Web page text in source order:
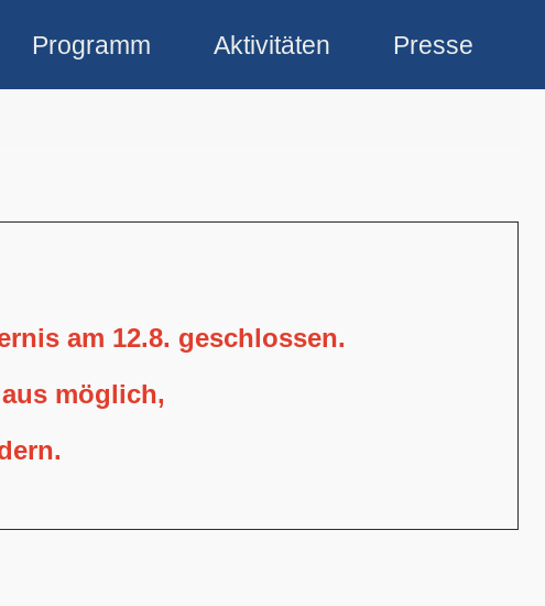
Programm Aktivitäten Presse
am 12.8. geschlossen.
möglich,